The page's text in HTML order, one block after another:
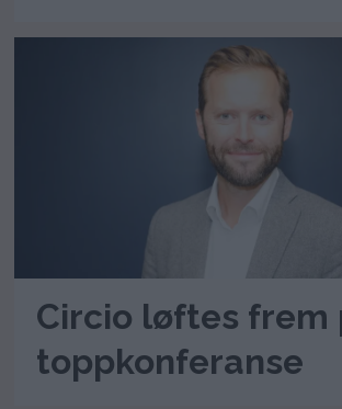
Circio løftes frem
toppkonferanse